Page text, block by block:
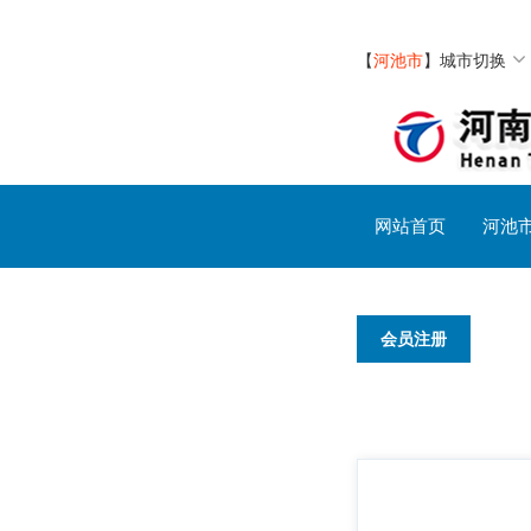
【河池市】 城市切换
网站首页 河池
会员注册